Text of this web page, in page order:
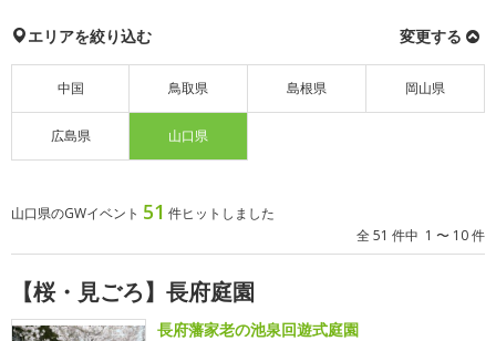
エリアを絞り込む 変更する
中国 鳥取県 島根県 岡山県
広島県 山口県
山口県のGWイベント 51 件ヒットしました
全 51 件中 1 〜 10 件
【桜・見ごろ】長府庭園
長府藩家老の池泉回遊式庭園